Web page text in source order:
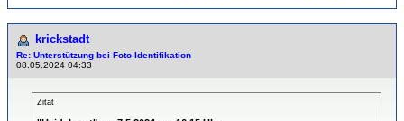
krickstadt
Re: Unterstützung bei Foto-Identifikation
08.05.2024 04:33
Zitat